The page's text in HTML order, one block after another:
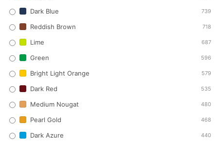
Dark Blue 739
Reddish Brown 718
Lime 687
Green 596
Bright Light Orange 579
Dark Red 535
Medium Nougat 480
Pearl Gold 468
Dark Azure 440